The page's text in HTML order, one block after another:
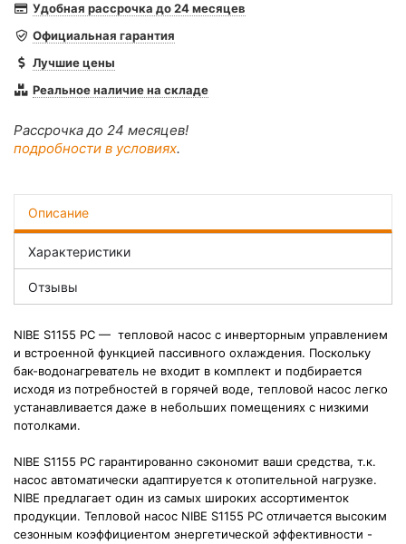
Удобная рассрочка до 24 месяцев
Официальная гарантия
Лучшие цены
Реальное наличие на складе
Рассрочка до 24 месяцев!
подробности в условиях.
Описание
Характеристики
Отзывы
NIBE S1155 PC — тепловой насос с инверторным управлением
и встроенной функцией пассивного охлаждения. Поскольку
бак-водонагреватель не входит в комплект и подбирается
исходя из потребностей в горячей воде, тепловой насос легко
устанавливается даже в небольших помещениях с низкими
потолками.
NIBE S1155 PC гарантированно сэкономит ваши средства, т.к.
насос автоматически адаптируется к отопительной нагрузке.
NIBE предлагает один из самых широких ассортименток
продукции. Тепловой насос NIBE S1155 PC отличается высоким
сезонным коэффициентом энергетической эффективности -